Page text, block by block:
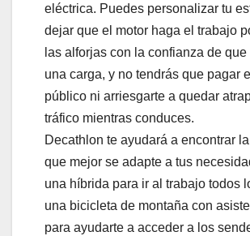
eléctrica. Puedes personalizar tu
dejar que el motor haga el trabajo
las alforjas con la confianza de que
una carga, y no tendrás que pagar
público ni arriesgarte a quedar
tráfico mientras conduces.
Decathlon te ayudará a encontrar
que mejor se adapte a tus
una híbrida para ir al trabajo todos
una bicicleta de montaña con
para ayudarte a acceder a los